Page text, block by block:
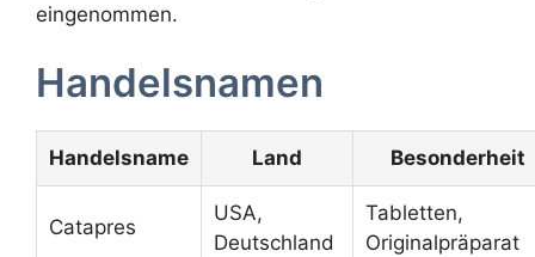
eingenommen.
Handelsnamen
Handelsname Land Besonderheit
Catapres
USA,
Deutschland
Tabletten,
Originalpräparat